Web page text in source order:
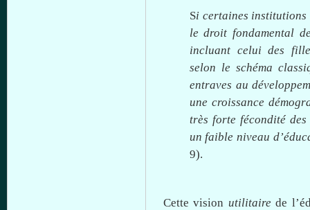
Si certaines institutions
ledroit fondamental
incluant celui des
selon le schéma
entraves au
une croissance
très forte féconditédes
un faible niveau
9).
Cette vision utilitaire de